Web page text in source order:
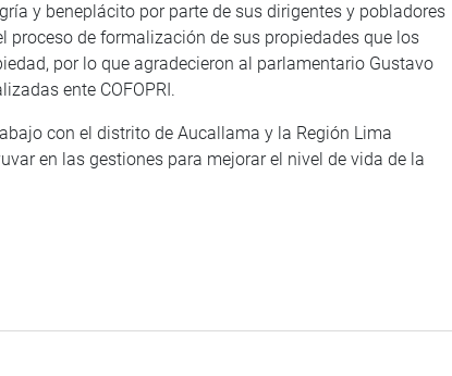
y beneplácito por parte de sus dirigentes y pobladores
de formalización de sus propiedades que los
por lo que agradecieron al parlamentario Gustavo
ente COFOPRI.
con el distrito de Aucallama y la Región Lima
en las gestiones para mejorar el nivel de vida de la